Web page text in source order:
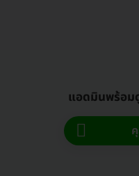
แอดมินพร้อ